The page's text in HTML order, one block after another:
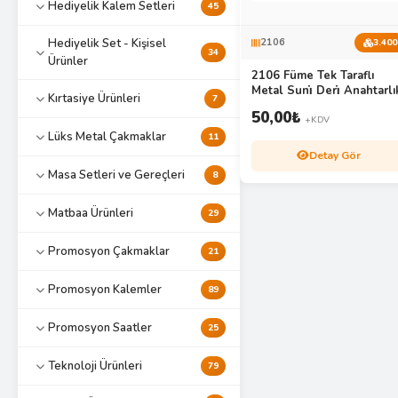
Hediyelik Kalem Setleri 45
Hediyelik Set - Kişisel
Ürünler
34
Kırtasiye Ürünleri 7
Lüks Metal Çakmaklar 11
Masa Setleri ve Gereçleri 8
Matbaa Ürünleri 29
Promosyon Çakmaklar 21
Promosyon Kalemler 89
Promosyon Saatler 25
Teknoloji Ürünleri 79
2106 3.400
2106 Füme Tek Taraflı
Metal Suni̇ Deri̇
50,00₺ +KDV
Detay Gör